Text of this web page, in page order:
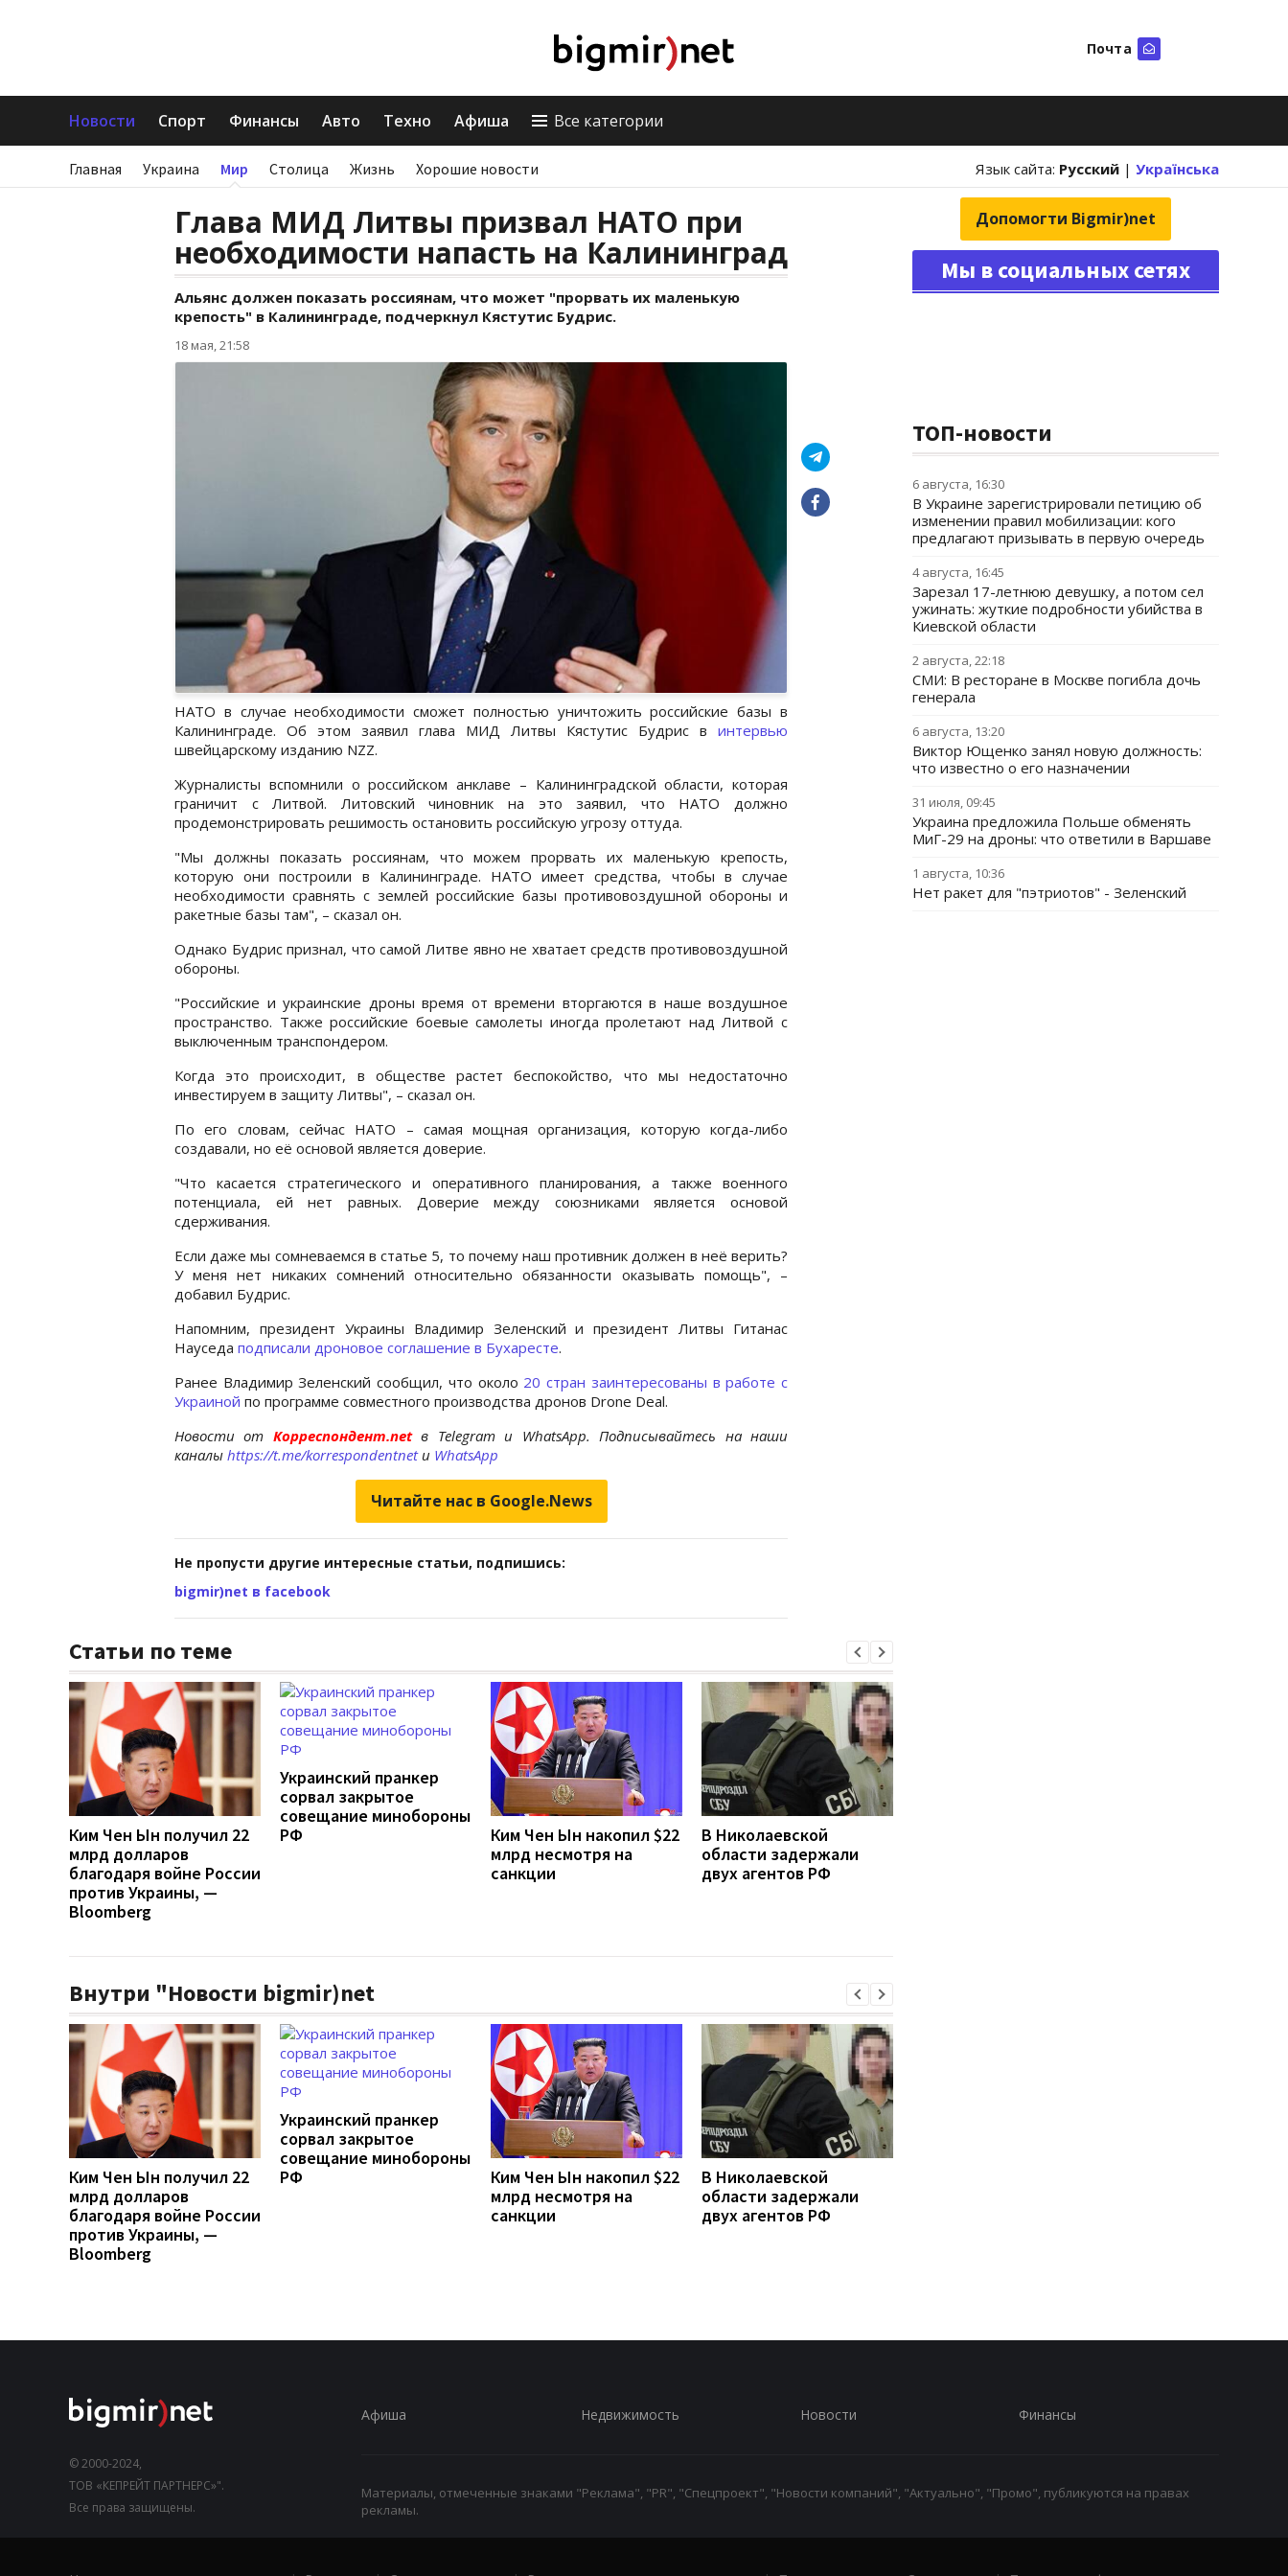
Почта
Новости Спорт Финансы Авто Техно Афиша Все категории
Главная Украина Мир Столица Жизнь Хорошие новости Язык сайта: Русский | Українська
Глава МИД Литвы призвал НАТО при
необходимости напасть на Калининград
Альянс должен показать россиянам, что может "прорвать их маленькую
крепость" в Калининграде, подчеркнул Кястутис Будрис.
18 мая, 21:58
НАТО в случае необходимости сможет полностью уничтожить российские базы в
Калининграде. Об этом заявил глава МИД Литвы Кястутис Будрис в интервью
швейцарскому изданию NZZ.
Журналисты вспомнили о российском анклаве – Калининградской области, которая
граничит с Литвой. Литовский чиновник на это заявил, что НАТО должно
продемонстрировать решимость остановить российскую угрозу оттуда.
"Мы должны показать россиянам, что можем прорвать их маленькую крепость,
которую они построили в Калининграде. НАТО имеет средства, чтобы в случае
необходимости сравнять с землей российские базы противовоздушной обороны и
ракетные базы там", – сказал он.
Однако Будрис признал, что самой Литве явно не хватает средств противовоздушной
обороны.
"Российские и украинские дроны время от времени вторгаются в наше воздушное
пространство. Также российские боевые самолеты иногда пролетают над Литвой с
выключенным транспондером.
Когда это происходит, в обществе растет беспокойство, что мы недостаточно
инвестируем в защиту Литвы", – сказал он.
По его словам, сейчас НАТО – самая мощная организация, которую когда-либо
создавали, но её основой является доверие.
"Что касается стратегического и оперативного планирования, а также военного
потенциала, ей нет равных. Доверие между союзниками является основой
сдерживания.
Если даже мы сомневаемся в статье 5, то почему наш противник должен в неё верить?
У меня нет никаких сомнений относительно обязанности оказывать помощь", –
добавил Будрис.
Напомним, президент Украины Владимир Зеленский и президент Литвы Гитанас
Науседа подписали дроновое соглашение в Бухаресте.
Ранее Владимир Зеленский сообщил, что около 20 стран заинтересованы в работе с
Украиной по программе совместного производства дронов Drone Deal.
Новости от Корреспондент.netв Telegram и WhatsApp. Подписывайтесь на наши
каналы https://t.me/korrespondentnetи WhatsApp
Читайте нас в Google.News
Не пропусти другие интересные статьи, подпишись:
bigmir)net в facebook
Статьи по теме
Ким Чен Ын получил 22
млрд долларов
благодаря войне России
против Украины, —
Bloomberg
Украинский пранкер
сорвал закрытое
совещание минобороны
РФ
Ким Чен Ын накопил $22
млрд несмотря на
санкции
В Николаевской
области задержали
двух агентов РФ
Внутри "Новости bigmir)net
Ким Чен Ын получил 22
млрд долларов
благодаря войне России
против Украины, —
Bloomberg
Украинский пранкер
сорвал закрытое
совещание минобороны
РФ
Ким Чен Ын накопил $22
млрд несмотря на
санкции
В Николаевской
области задержали
двух агентов РФ
Допомогти Bigmir)net
Мы в социальных сетях
ТОП-новости
6 августа, 16:30
В Украине зарегистрировали петицию об
изменении правил мобилизации: кого
предлагают призывать в первую очередь
4 августа, 16:45
Зарезал 17-летнюю девушку, а потом сел
ужинать: жуткие подробности убийства в
Киевской области
2 августа, 22:18
СМИ: В ресторане в Москве погибла дочь
генерала
6 августа, 13:20
Виктор Ющенко занял новую должность:
что известно о его назначении
31 июля, 09:45
Украина предложила Польше обменять
МиГ-29 на дроны: что ответили в Варшаве
1 августа, 10:36
Нет ракет для "пэтриотов" - Зеленский
© 2000-2024,
ТОВ «КЕПРЕЙТ ПАРТНЕРС»".
Все права защищены.
Афиша Недвижимость Новости Финансы
Материалы, отмеченные знаками "Реклама", "PR", "Спецпроект", "Новости компаний", "Актуально", "Промо", публикуются на правах
рекламы.